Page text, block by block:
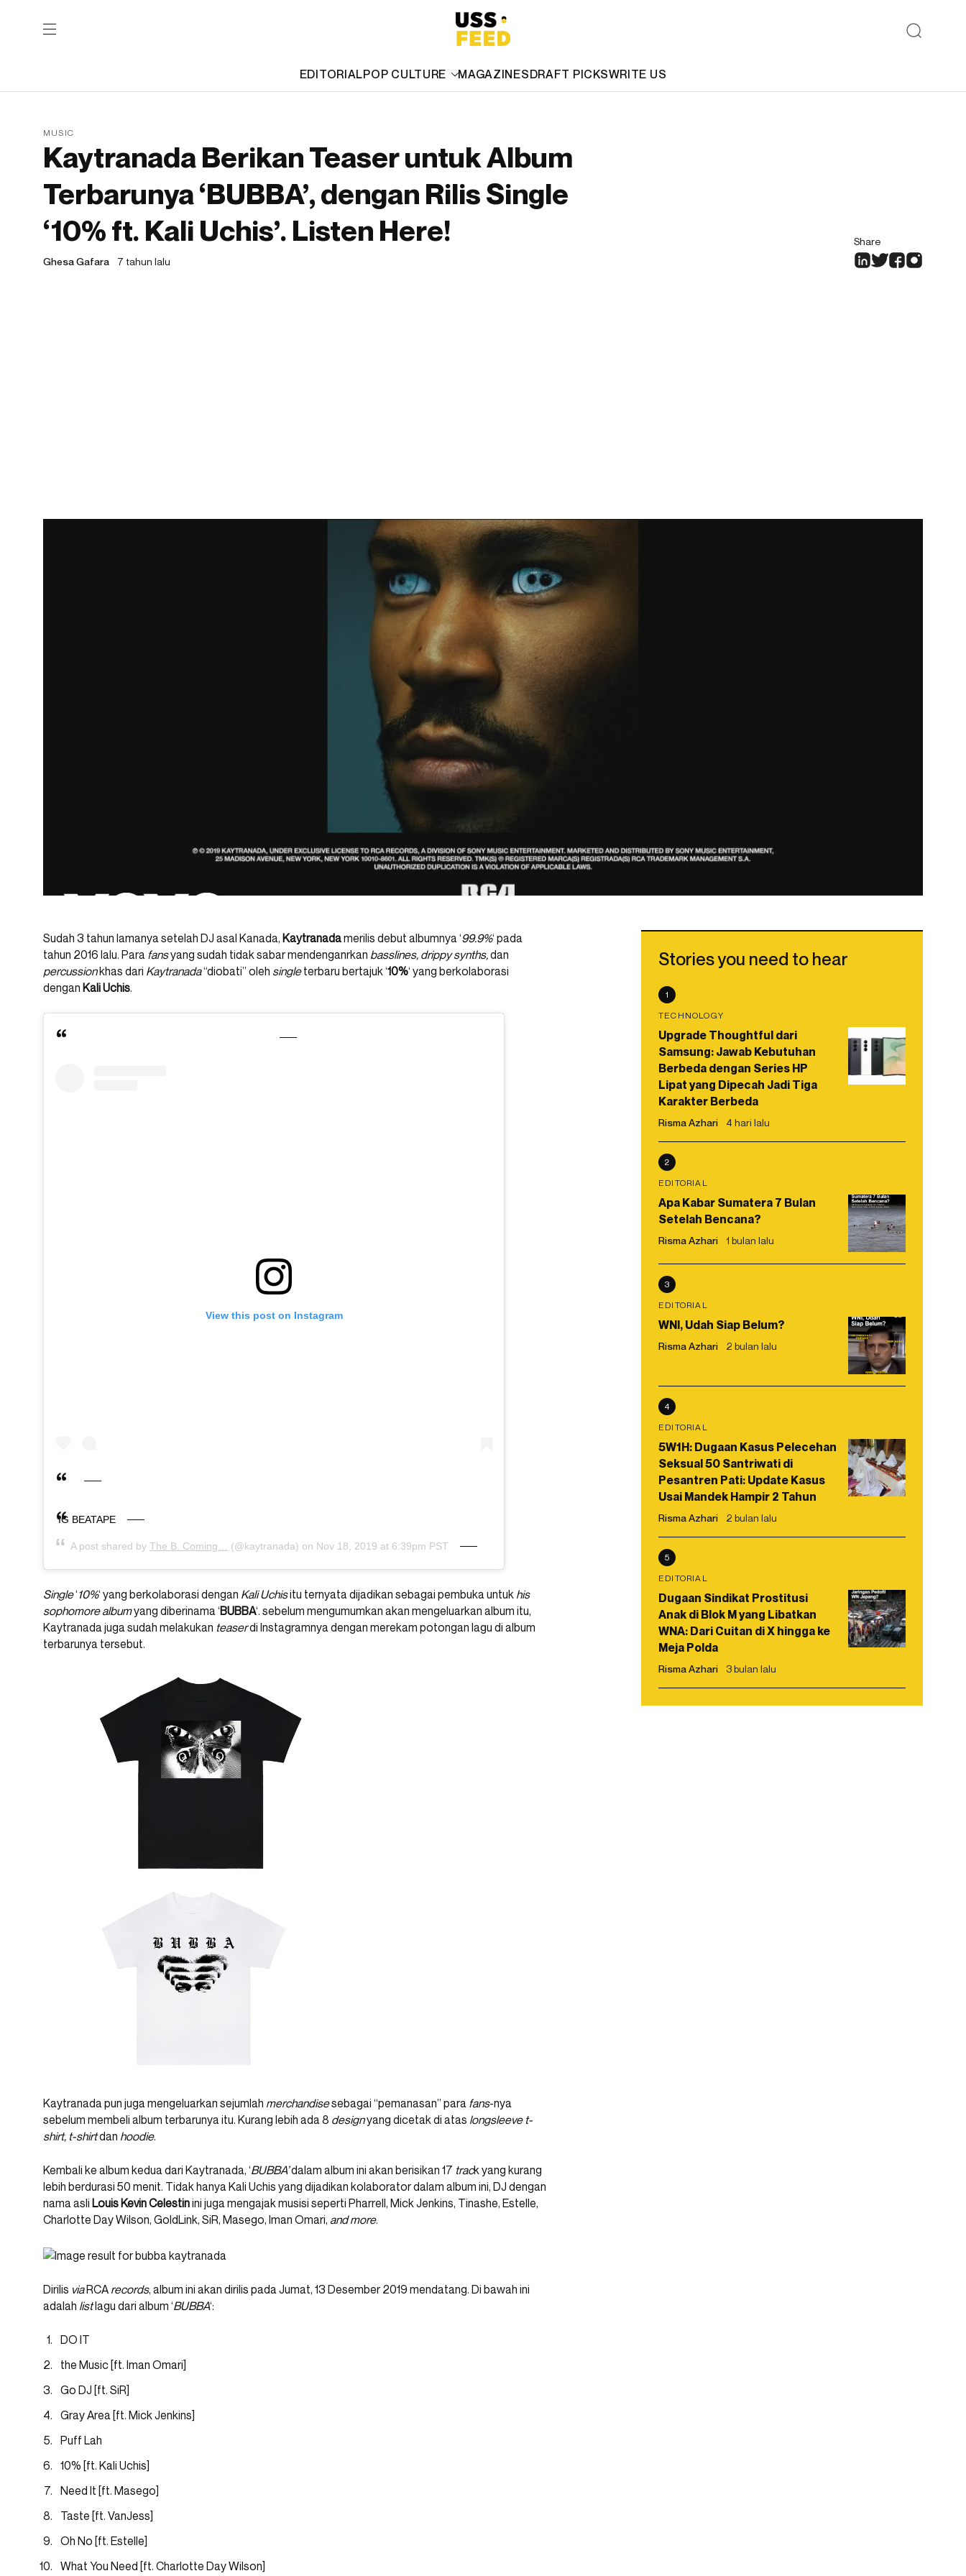
EDITORIALPOP CULTURE MAGAZINESDRAFT PICKSWRITE US
MUSIC
Kaytranada Berikan Teaser untuk Album
Terbarunya ‘BUBBA’, dengan Rilis Single
‘10% ft. Kali Uchis’. Listen Here!
Ghesa Gafara 7 tahun lalu
Share
Sudah 3 tahun lamanya setelah DJ asal Kanada, Kaytranadamerilis debut albumnya ‘99.9%‘ pada
tahun 2016 lalu. Para fansyang sudah tidak sabar mendenganrkan basslines, drippy synths,dan
percussionkhas dari Kaytranada“diobati” oleh singleterbaru bertajuk ‘10%‘ yang berkolaborasi
dengan Kali Uchis.
View this post on Instagram
IG BEATAPE
A post shared by The B. Coming… (@kaytranada) on Nov 18, 2019 at 6:39pm PST
Single‘10%‘ yang berkolaborasi dengan Kali Uchisitu ternyata dijadikan sebagai pembuka untuk his
sophomore albumyang diberinama ‘BUBBA‘. sebelum mengumumkan akan mengeluarkan album itu,
Kaytranada juga sudah melakukan teaserdi Instagramnya dengan merekam potongan lagu di album
terbarunya tersebut.
Kaytranada pun juga mengeluarkan sejumlah merchandisesebagai “pemanasan” para fans-nya
sebelum membeli album terbarunya itu. Kurang lebih ada 8 designyang dicetak di atas longsleeve t-
shirt, t-shirtdan hoodie.
Kembali ke album kedua dari Kaytranada, ‘BUBBA’dalam album ini akan berisikan 17 track yang kurang
lebih berdurasi 50 menit. Tidak hanya Kali Uchis yang dijadikan kolaborator dalam album ini, DJ dengan
nama asli Louis Kevin Celestinini juga mengajak musisi seperti Pharrell, Mick Jenkins, Tinashe, Estelle,
Charlotte Day Wilson, GoldLink, SiR, Masego, Iman Omari, and more.
Dirilis viaRCA records, album ini akan dirilis pada Jumat, 13 Desember 2019 mendatang. Di bawah ini
adalah listlagu dari album ‘BUBBA‘:
DO IT
the Music [ft. Iman Omari]
Go DJ [ft. SiR]
Gray Area [ft. Mick Jenkins]
Puff Lah
10% [ft. Kali Uchis]
Need It [ft. Masego]
Taste [ft. VanJess]
Oh No [ft. Estelle]
What You Need [ft. Charlotte Day Wilson]
Stories you need to hear
1
TECHNOLOGY
Upgrade Thoughtful dari
Samsung: Jawab Kebutuhan
Berbeda dengan Series HP
Lipat yang Dipecah Jadi Tiga
Karakter Berbeda
Risma Azhari 4 hari lalu
2
EDITORIAL
Apa Kabar Sumatera 7 Bulan
Setelah Bencana?
Risma Azhari 1 bulan lalu
3
EDITORIAL
WNI, Udah Siap Belum?
Risma Azhari 2 bulan lalu
4
EDITORIAL
5W1H: Dugaan Kasus Pelecehan
Seksual 50 Santriwati di
Pesantren Pati: Update Kasus
Usai Mandek Hampir 2 Tahun
Risma Azhari 2 bulan lalu
5
EDITORIAL
Dugaan Sindikat Prostitusi
Anak di Blok M yang Libatkan
WNA: Dari Cuitan di X hingga ke
Meja Polda
Risma Azhari 3 bulan lalu